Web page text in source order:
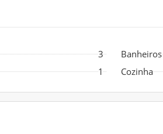
3
Banheiros
1 Cozinha